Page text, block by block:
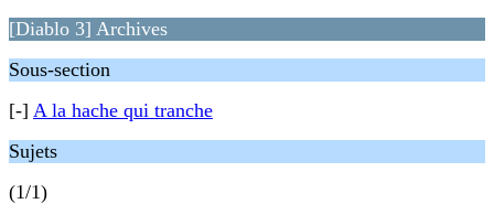
[Diablo 3] Archives
Sous-section
[-] A la hache qui tranche
Sujets
(1/1)